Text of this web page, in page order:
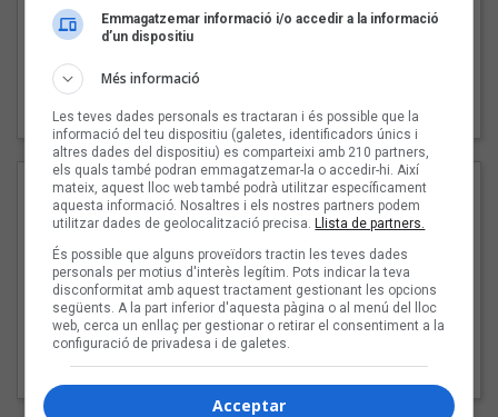
"Les cabres"
94 Rules amb Compte
"Pols d'estrelles"
Karla amb K
Emmagatzemar informació i/o accedir a la informació
d’un dispositiu
Més informació
Les teves dades personals es tractaran i és possible que la
informació del teu dispositiu (galetes, identificadors únics i
altres dades del dispositiu) es comparteixi amb 210 partners,
els quals també podran emmagatzemar-la o accedir-hi. Així
mateix, aquest lloc web també podrà utilitzar específicament
aquesta informació. Nosaltres i els nostres partners podem
utilitzar dades de geolocalització precisa.Llista de partners.
És possible que alguns proveïdors tractin les teves dades
personals per motius d'interès legítim. Pots indicar la teva
disconformitat amb aquest tractament gestionant les opcions
següents. A la part inferior d'aquesta pàgina o al menú del lloc
web, cerca un enllaç per gestionar o retirar el consentiment a la
configuració de privadesa i de galetes.
Acceptar